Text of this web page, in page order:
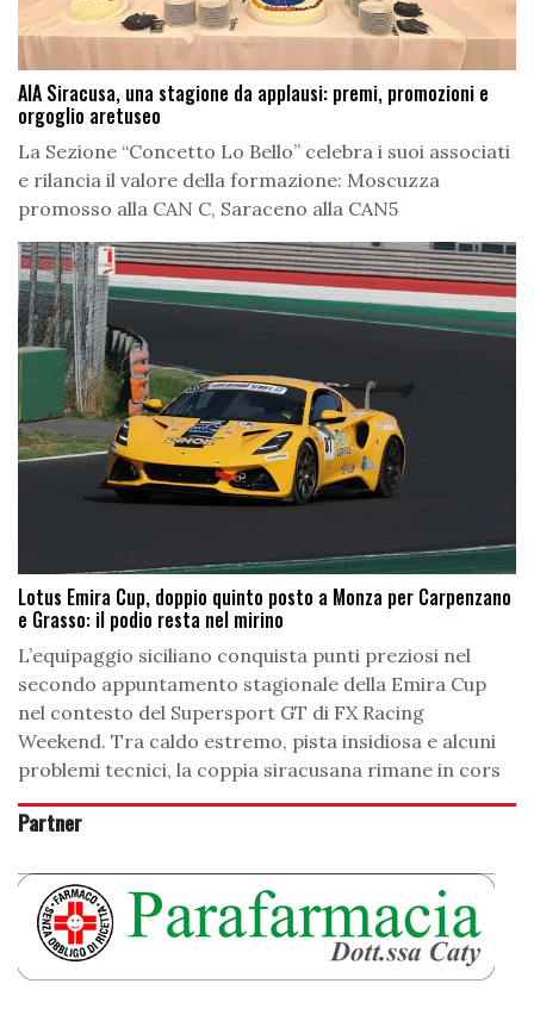
AIA Siracusa, una stagione da applausi: premi, promozioni e
orgoglio aretuseo
La Sezione “Concetto Lo Bello” celebra i suoi associati
e rilancia il valore della formazione: Moscuzza
promosso alla CAN C, Saraceno alla CAN5
Lotus Emira Cup, doppio quinto posto a Monza per Carpenzano
e Grasso: il podio resta nel mirino
L’equipaggio siciliano conquista punti preziosi nel
secondo appuntamento stagionale della Emira Cup
nel contesto del Supersport GT di FX Racing
Weekend. Tra caldo estremo, pista insidiosa e alcuni
problemi tecnici, la coppia siracusana rimane in cors
Partner